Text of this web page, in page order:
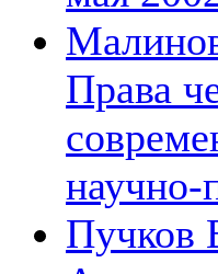
Права
научно-
Пучков